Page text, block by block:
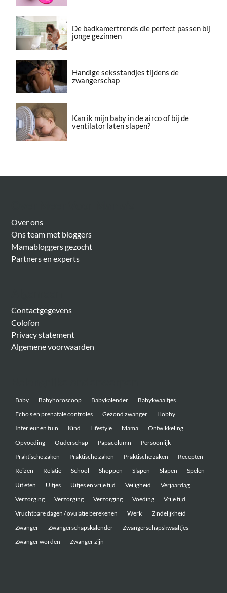
De badkamertrends die perfect passen bij
jonge gezinnen
Handige seksstandjes tijdens de
zwangerschap
Kan ik mijn baby in de airco of bij de
ventilator laten slapen?
Over ons
Ons team met bloggers
Mamabloggers gezocht
Partners en experts
Contactgegevens
Colofon
Privacy statement
Algemene voorwaarden
Baby Babyhoroscoop Babykalender
Babykwaaltjes
Echo’s en prenatale controles
Gezond zwanger
Hobby
Interieur en tuin
Kind Lifestyle Mama
Ontwikkeling
Opvoeding
Ouderschap Papacolumn
Persoonlijk
Praktische zaken
Praktische zaken Praktische zaken
Recepten
Reizen
Relatie School Shoppen Slapen Slapen
Spelen
Uit eten
Uitjes Uitjes en vrije tijd Veiligheid
Verjaardag
Verzorging
Verzorging Verzorging Voeding
Vrije tijd
Vruchtbare dagen / ovulatie berekenen
Werk
Zindelijkheid
Zwanger
Zwangerschapskalender
Zwangerschapskwaaltjes
Zwanger worden
Zwanger zijn